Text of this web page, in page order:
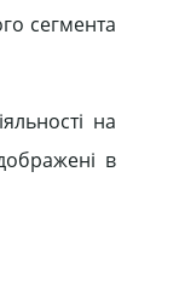
сегмента
на
в